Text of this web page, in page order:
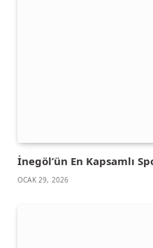
İnegöl’ün En Kapsamlı
OCAK 29, 2026